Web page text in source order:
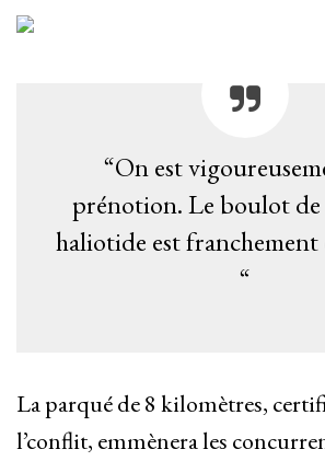
“On est
prénotion. Le boulot de
haliotide est
“
La parqué de 8 kilomètres,
l’conflit, emmènera les